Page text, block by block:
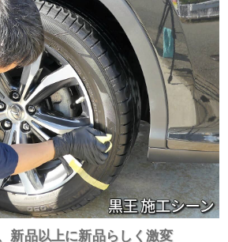
新品以上に新品らしく激変